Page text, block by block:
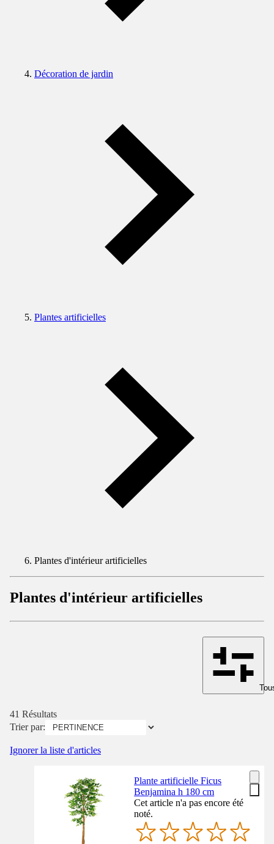
Décoration de jardin
Plantes artificielles
Plantes d'intérieur artificielles
Plantes d'intérieur artificielles
41 Résultats
Trier par:
Ignorer la liste d'articles
Plante artificielle Ficus
Benjamina h 180 cm
Cet article n'a pas encore été
noté.